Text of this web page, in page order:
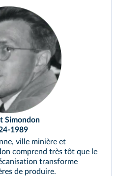
Simondon
Simondon
1989
ville minière et
comprend très tôt que le
transforme
de produire.